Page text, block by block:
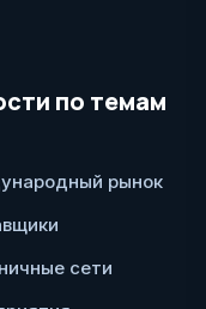
по темам
рынок
сети